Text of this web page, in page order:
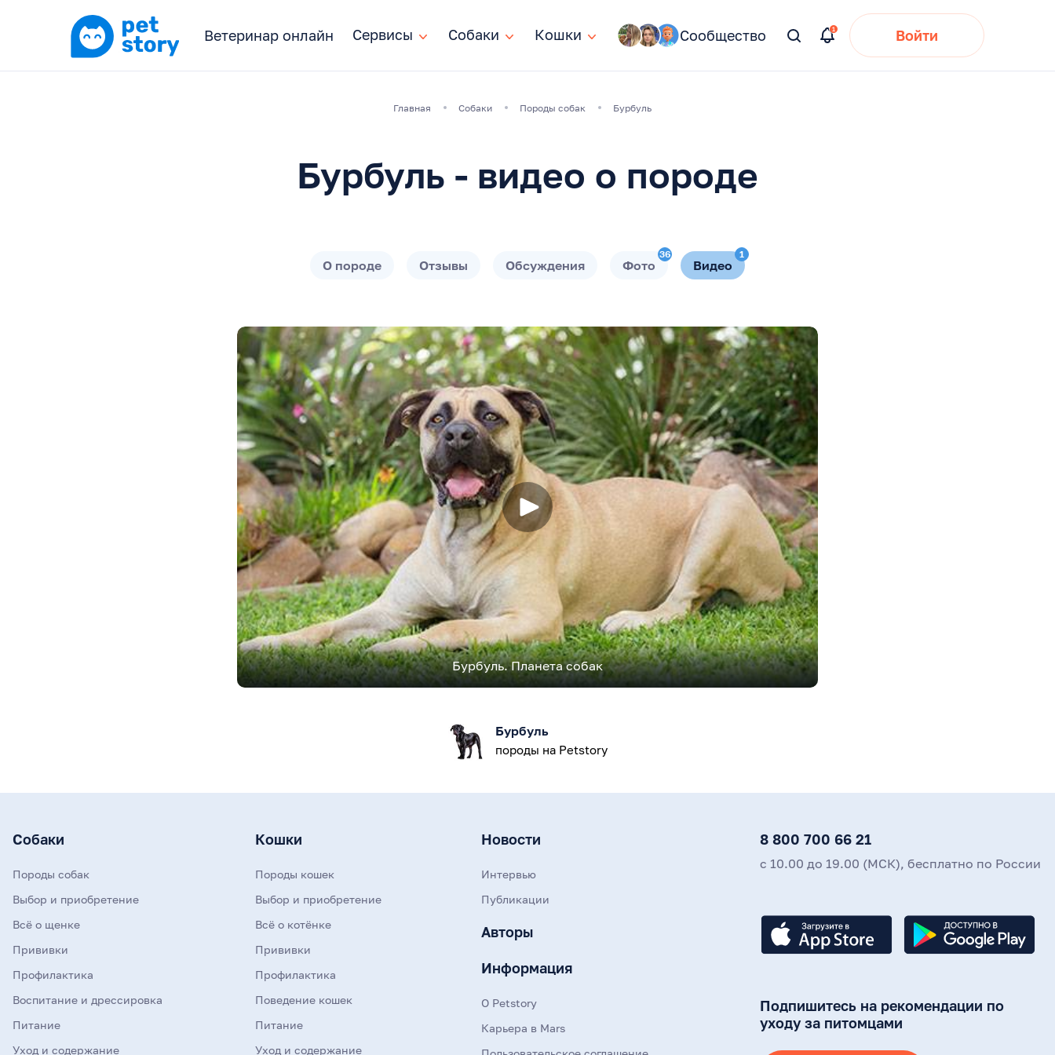
Ветеринар онлайн Сервисы
Сервисы Собаки
Собаки Кошки
Кошки Сообщество Войти
Главная Собаки Породы собак Бурбуль
Бурбуль - видео о породе
О породе Отзывы Обсуждения Фото
36
Видео
1
Бурбуль. Планета собак
Бурбуль
породы на Petstory
Собаки
Породы собак
Выбор и приобретение
Всё о щенке
Прививки
Профилактика
Воспитание и дрессировка
Питание
Уход и содержание
Кошки
Породы кошек
Выбор и приобретение
Всё о котёнке
Прививки
Профилактика
Поведение кошек
Питание
Уход и содержание
Новости
Интервью
Публикации
Авторы
Информация
О Petstory
Карьера в Mars
8 800 700 66 21
с 10.00 до 19.00 (МСК), бесплатно по России
Подпишитесь на рекомендации по
уходу за питомцами